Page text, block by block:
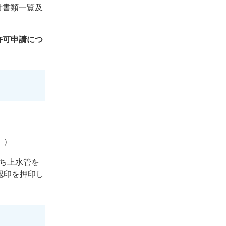
類一覧及
可申請につ
上水管を
印を押印し